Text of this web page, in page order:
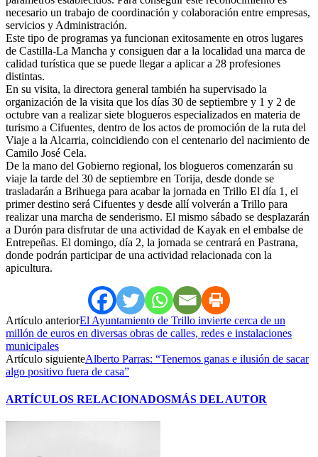
necesario un trabajo de coordinación y colaboración entre empresas,
servicios y Administración.
Este tipo de programas ya funcionan exitosamente en otros lugares
de Castilla-La Mancha y consiguen dar a la localidad una marca de
calidad turística que se puede llegar a aplicar a 28 profesiones
distintas.
En su visita, la directora general también ha supervisado la
organización de la visita que los días 30 de septiembre y 1 y 2 de
octubre van a realizar siete blogueros especializados en materia de
turismo a Cifuentes, dentro de los actos de promoción de la ruta del
Viaje a la Alcarria, coincidiendo con el centenario del nacimiento de
Camilo José Cela.
De la mano del Gobierno regional, los blogueros comenzarán su
viaje la tarde del 30 de septiembre en Torija, desde donde se
trasladarán a Brihuega para acabar la jornada en Trillo El día 1, el
primer destino será Cifuentes y desde allí volverán a Trillo para
realizar una marcha de senderismo. El mismo sábado se desplazarán
a Durón para disfrutar de una actividad de Kayak en el embalse de
Entrepeñas. El domingo, día 2, la jornada se centrará en Pastrana,
donde podrán participar de una actividad relacionada con la
apicultura.
Artículo anteriorEl Ayuntamiento de Trillo invierte cerca de un
millón de euros en diversas obras de calles, redes e instalaciones
municipales
Artículo siguienteAlberto Parras: “Tenemos ganas e ilusión de sacar
algo positivo fuera de casa”
ARTÍCULOS RELACIONADOSMÁS DEL AUTOR